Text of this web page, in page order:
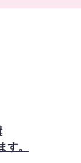
す。